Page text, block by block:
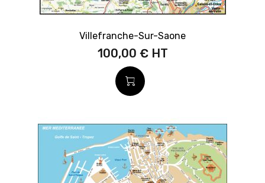
Villefranche-Sur-Saone
100,00 €